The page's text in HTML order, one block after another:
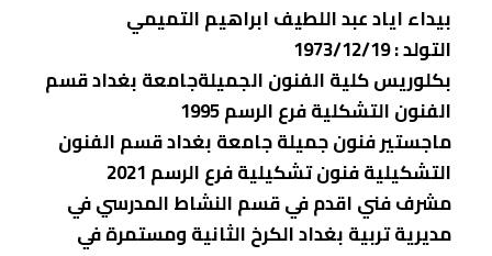
بيداء اياد عبد اللطيف ابراهيم التميمي
التولد : 1973/12/19
بكلوريس كلية الفنون الجميلةجامعة بغداد قسم
الفنون التشكلية فرع الرسم 1995
ماجستير فنون جميلة جامعة بغداد قسم الفنون
التشكيلية فنون تشكيلية فرع الرسم 2021
مشرف فني اقدم في قسم النشاط المدرسي في
مديرية تربية بغداد الكرخ الثانية ومستمرة في